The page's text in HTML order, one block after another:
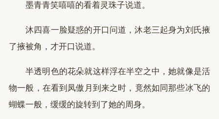
墨青青笑嘻嘻的看着灵珠子说道。
沐四喜一脸疑惑的开口问道，沐老三起身为刘氏掖
了掖被角，才开口说道。
半透明色的花朵就这样浮在半空之中，她就像是活
物一般，在看到凤傲月到来之时，竟然如同那些冰飞的
蝴蝶一般，缓缓的旋转到了她的周身。